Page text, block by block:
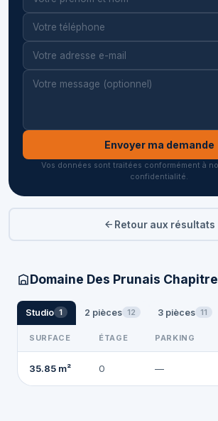
Envoyer ma demande
Vos données sont traitées conformément à
confidentialité.
Retour aux résultats
Domaine Des Prunais
Studio 1 2 pièces 12 3 pièces 11
SURFACE ÉTAGE PARKING
35.85 m² 0 —